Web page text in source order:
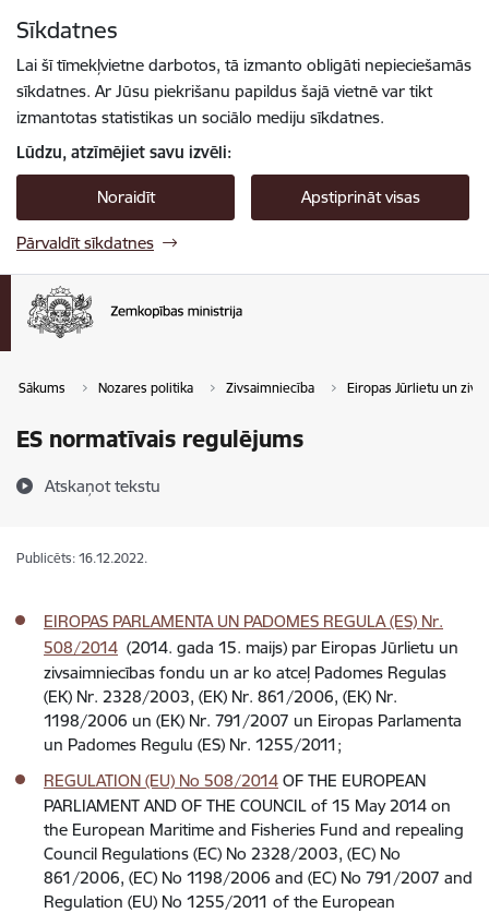
Sīkdatnes
Lai šī tīmekļvietne darbotos, tā izmanto obligāti nepieciešamās
sīkdatnes. Ar Jūsu piekrišanu papildus šajā vietnē var tikt
izmantotas statistikas un sociālo mediju sīkdatnes.
Lūdzu, atzīmējiet savu izvēli:
Noraidīt Apstiprināt visas
Pārvaldīt sīkdatnes
Sākums Nozares politika Zivsaimniecība Eiropas Jūrlietu un
ES normatīvais regulējums
Atskaņot tekstu
Publicēts: 16.12.2022.
EIROPAS PARLAMENTA UN PADOMES REGULA (ES) Nr.
508/2014 (2014. gada 15. maijs) par Eiropas Jūrlietu un
zivsaimniecības fondu un ar ko atceļ Padomes Regulas
(EK) Nr. 2328/2003, (EK) Nr. 861/2006, (EK) Nr.
1198/2006 un (EK) Nr. 791/2007 un Eiropas Parlamenta
un Padomes Regulu (ES) Nr. 1255/2011;
REGULATION (EU) No 508/2014 OF THE EUROPEAN
PARLIAMENT AND OF THE COUNCIL of 15 May 2014 on
the European Maritime and Fisheries Fund and repealing
Council Regulations (EC) No 2328/2003, (EC) No
861/2006, (EC) No 1198/2006 and (EC) No 791/2007 and
Regulation (EU) No 1255/2011 of the European